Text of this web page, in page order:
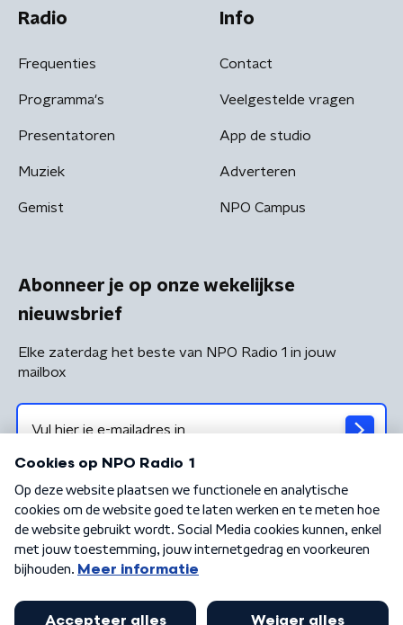
Radio
Frequenties
Programma's
Presentatoren
Muziek
Gemist
Info
Contact
Veelgestelde vragen
App de studio
Adverteren
NPO Campus
Abonneer je op onze wekelijkse
nieuwsbrief
Elke zaterdag het beste van NPO Radio 1 in jouw
mailbox
Algemene voorwaarden